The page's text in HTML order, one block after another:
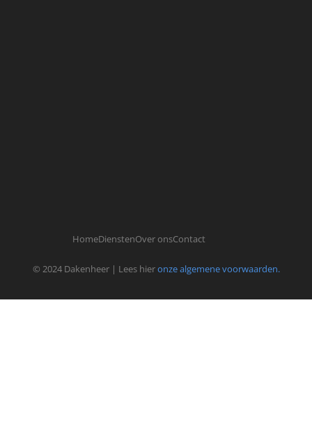
HomeDienstenOver onsContact
© 2024 Dakenheer | Lees hieronze algemene voorwaarden.